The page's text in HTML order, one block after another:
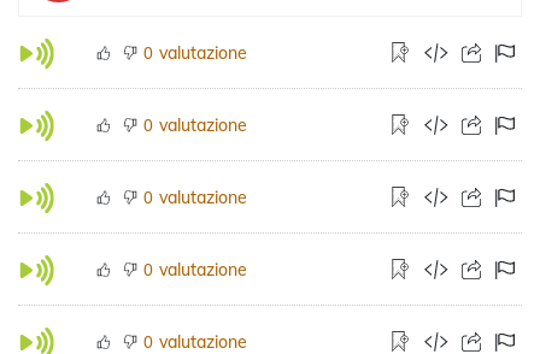
0 valutazione
0 valutazione
0 valutazione
0 valutazione
0 valutazione